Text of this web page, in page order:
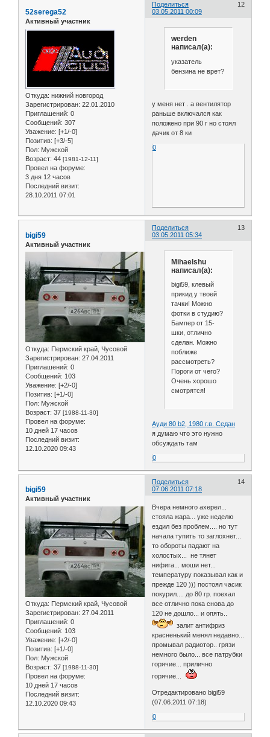
Поделиться
12
03.05.2011 00:09
52serega52
Активный участник
Откуда: нижний новгород
Зарегистрирован: 22.01.2010
Приглашений: 0
Сообщений: 307
Уважение: [+1/-0]
Позитив: [+3/-5]
Пол: Мужской
Возраст: 44 [1981-12-11]
Провел на форуме:
3 дня 12 часов
Последний визит:
28.10.2011 07:01
werden
написал(а):
указатель
бензина не врет?
у меня нет . а вентилятор
раньше включался как
положено при 90 г но стоял
дачик от 8 ки
0
Поделиться
13
03.05.2011 05:34
bigi59
Активный участник
Откуда: Пермский край, Чусовой
Зарегистрирован: 27.04.2011
Приглашений: 0
Сообщений: 103
Уважение: [+2/-0]
Позитив: [+1/-0]
Пол: Мужской
Возраст: 37 [1988-11-30]
Провел на форуме:
10 дней 17 часов
Последний визит:
12.10.2020 09:43
Mihaelshu
написал(а):
bigi59, клевый
прикид у твоей
тачки! Можно
фотки в студию?
Бампер от 15-
шки, отлично
сделан. Можно
поближе
рассмотреть?
Пороги от чего?
Очень хорошо
смотрятся!
Ауди 80 b2, 1980 г.в. Седан
я думаю что это нужно
обсуждать там
0
Поделиться
14
07.06.2011 07:18
bigi59
Активный участник
Откуда: Пермский край, Чусовой
Зарегистрирован: 27.04.2011
Приглашений: 0
Сообщений: 103
Уважение: [+2/-0]
Позитив: [+1/-0]
Пол: Мужской
Возраст: 37 [1988-11-30]
Провел на форуме:
10 дней 17 часов
Последний визит:
12.10.2020 09:43
Вчера немного ахерел...
стояла жара... уже неделю
ездил без проблем.... но тут
начала тупить то заглохнет...
то обороты падают на
холостых... не тянет
нифига... моши нет...
температуру показывал как и
прежде 120 ))) постоял часик
покурил.... до 80 гр. поехал
все отлично пока снова до
120 не дошло... и опять..
залит антифриз
красненький менял недавно...
промывал радиотор.. грязи
немного было... все патрубки
горячие... прилично
горячие...
Отредактировано bigi59
(07.06.2011 07:18)
0